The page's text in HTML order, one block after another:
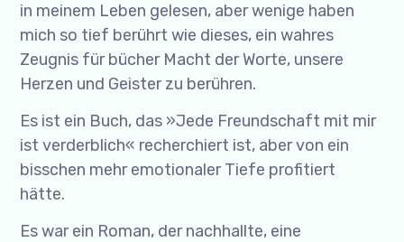
in meinem Leben gelesen, aber wenige haben
mich so tief berührt wie dieses, ein wahres
Zeugnis für bücher Macht der Worte, unsere
Herzen und Geister zu berühren.
Es ist ein Buch, das »Jede Freundschaft mit mir
ist verderblich« recherchiert ist, aber von ein
bisschen mehr emotionaler Tiefe profitiert
hätte.
Es war ein Roman, der nachhallte, eine